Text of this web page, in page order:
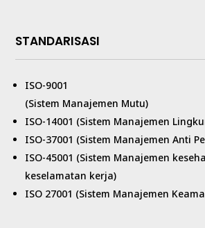
STANDARISASI
ISO-9001
(Sistem Manajemen Mutu)
ISO-14001 (Sistem Manajemen
ISO-37001 (Sistem Manajemen Anti
ISO-45001 (Sistem Manajemen
keselamatan kerja)
ISO 27001 (Sistem Manajemen